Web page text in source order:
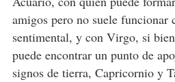
amigos pero no suele funcionar
sentimental, y con Virgo, si
puede encontrar un punto de
signos de tierra, Capricornio y